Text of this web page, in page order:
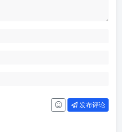
发布评论